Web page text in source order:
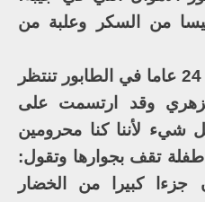
من السكر وعلبة من
تقف هبة البالغة من العمر 24 عاما في الطابور تنتظر
وقد ارتسمت على
شيء لأننا كنا محرومين
تقف بجوارها وتقول:
جزءا كبيرا من الخضار